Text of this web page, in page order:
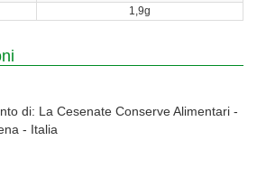
1,9g
di: La Cesenate Conserve Alimentari -
- Italia